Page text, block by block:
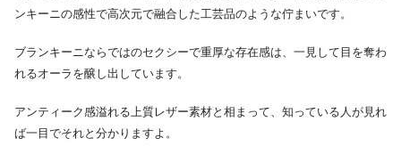
ンキーニの感性で高次元で融合した工芸品のような佇まいです。
ブランキーニならではのセクシーで重厚な存在感は、一見して目を奪わ
れるオーラを醸し出しています。
アンティーク感溢れる上質レザー素材と相まって、知っている人が見れ
ば一目でそれと分かりますよ。